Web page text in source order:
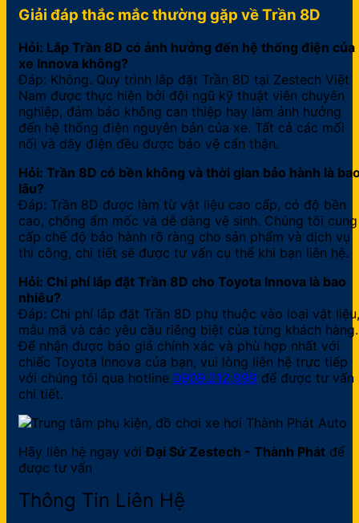
Giải đáp thắc mắc thường gặp về Trần 8D
Hỏi: Lắp Trần 8D có ảnh hưởng đến hệ thống điện của
xe Innova không?
Đáp: Không. Quy trình lắp đặt Trần 8D tại Zestech Việt
Nam được thực hiện bởi đội ngũ kỹ thuật viên chuyên
nghiệp, đảm bảo không can thiệp hay làm ảnh hưởng
đến hệ thống điện nguyên bản của xe. Tất cả các mối
nối và dây điện đều được bảo vệ cẩn thận.
Hỏi: Trần 8D có bền không và thời gian bảo hành là
lâu?
Đáp: Trần 8D được làm từ vật liệu cao cấp, có độ bền
cao, chống ẩm mốc và dễ dàng vệ sinh. Chúng tôi cung
cấp chế độ bảo hành rõ ràng cho sản phẩm và dịch vụ
thi công, chi tiết sẽ được tư vấn cụ thể khi bạn liên hệ.
Hỏi: Chi phí lắp đặt Trần 8D cho Toyota Innova là bao
nhiêu?
Đáp: Chi phí lắp đặt Trần 8D phụ thuộc vào loại vật liệu,
mẫu mã và các yêu cầu riêng biệt của từng khách hàng.
Để nhận được báo giá chính xác và phù hợp nhất với
chiếc Toyota Innova của bạn, vui lòng liên hệ trực tiếp
với chúng tôi qua hotline 0909.212.999 để được tư vấn
chi tiết.
Hãy liên hệ ngay vớiĐại Sứ Zestech - Thành Phát để
được tư vấn
Thông Tin Liên Hệ